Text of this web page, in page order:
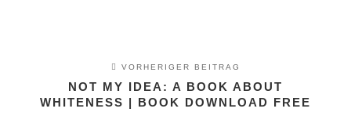
VORHERIGER BEITRAG
NOT MY IDEA: A BOOK ABOUT
WHITENESS | BOOK DOWNLOAD FREE